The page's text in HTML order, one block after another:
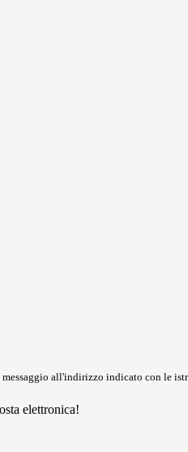
all'indirizzo indicato con le
elettronica!